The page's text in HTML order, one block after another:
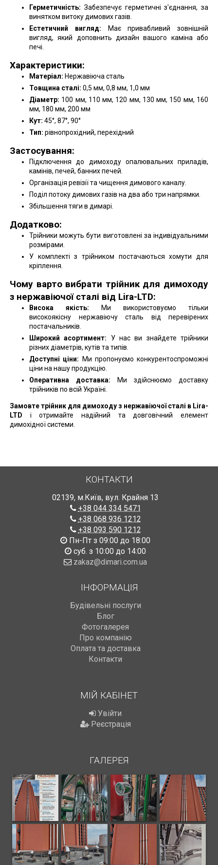
Герметичність: Забезпечує герметичні з'єднання, за
винятком витоку димових газів.
Естетичний вигляд: Має привабливий зовнішній
вигляд, який доповнить дизайн вашого каміна або
печі.
Характеристики:
Матеріал: Нержавіюча сталь
Товщина сталі: 0,5 мм, 0,8 мм, 1,0 мм
Діаметр: 100 мм, 110 мм, 120 мм, 130 мм, 150 мм, 160
мм, 180 мм, 200 мм
Кут: 45°, 87°, 90°
Тип: рівнопрохідний, перехідний
Застосування:
Підключення до димоходу опалювальних приладів,
камінів, печей, банних печей.
Організація ревізії та чищення димового каналу.
Поділ потоку димових газів на два або три напрямки.
Збільшення тяги в димарі.
Додатково:
Трійники можуть бути виготовлені за індивідуальними
розмірами.
У комплекті з трійником постачаються хомути для
кріплення.
Чому варто вибрати трійник для димоходу
з нержавіючої сталі від Lira-LTD:
Висока якість: Ми використовуємо тільки
високоякісну нержавіючу сталь від перевірених
постачальників.
Широкий асортимент: У нас ви знайдете трійники
різних діаметрів, кутів та типів.
Доступні ціни: Ми пропонуємо конкурентоспроможні
ціни на нашу продукцію.
Оперативна доставка: Ми здійснюємо доставку
трійників по всій Україні.
Замовте трійник для димоходу з нержавіючої сталі в Lira-
LTD і отримайте надійний та довговічний елемент
димохідної системи.
КОНТАКТИ
02139, м.Київ, вул. Крайня 13
+38 044 334 5471
+38 068 936 1212
+38 093 590 1212
Пн-Пт з 09:00 до 18:00
суб. з 10:00 до 14:00
zakaz@dimari.com.ua
ІНФОРМАЦІЯ
Будівельні послуги
Блог
Фотогалерея
Про компанію
Оплата та доставка
Контакти
МІЙ КАБІНЕТ
Увійти
Реєстрація
ГАЛЕРЕЯ